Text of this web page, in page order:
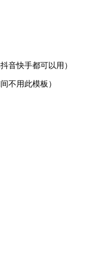
音快手都可以用）
不用此模板）